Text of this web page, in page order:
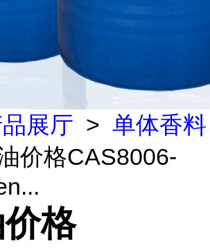
展厅 > 单体香料
价格CAS8006-
格